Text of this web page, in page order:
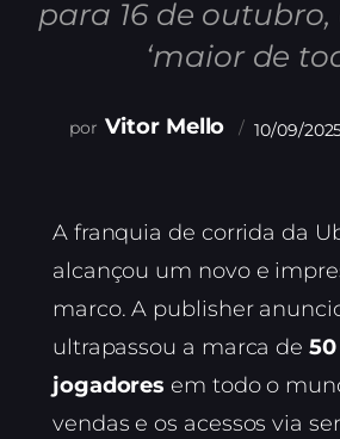
para 16 de outubro,
‘maior de
Vitor Mello 10/09/
A franquia de corrida da
alcançou um novo e
marco. A publisher
ultrapassou a marca de
jogadores em todo o
vendas e os acessos via